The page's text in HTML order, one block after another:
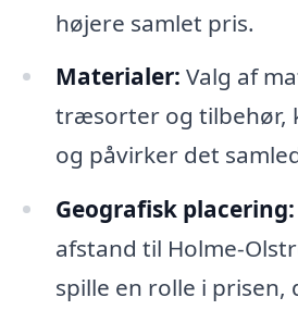
højere samlet pris.
Materialer: Valg af
træsorter og tilbehør,
og påvirker det
Geografisk placering:
afstand til Holme-
spille en rolle i prisen,